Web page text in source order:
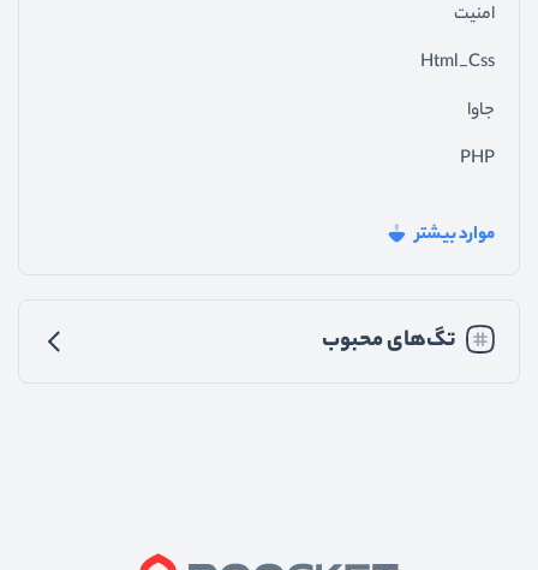
امنیت
Html_Css
جاوا
PHP
رابط_کاربری
موارد بیشتر
تگ‌های محبوب